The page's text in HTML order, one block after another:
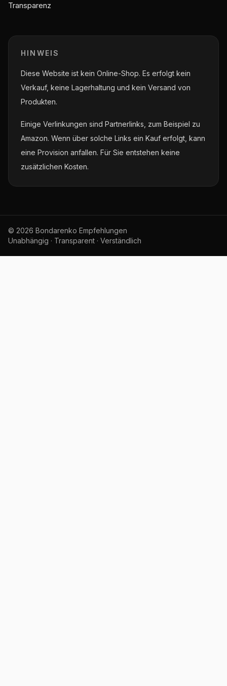
Transparenz
HINWEIS
Diese Website ist kein Online-Shop. Es erfolgt kein
Verkauf, keine Lagerhaltung und kein Versand von
Produkten.
Einige Verlinkungen sind Partnerlinks, zum Beispiel zu
Amazon. Wenn über solche Links ein Kauf erfolgt, kann
eine Provision anfallen. Für Sie entstehen keine
zusätzlichen Kosten.
© 2026 Bondarenko Empfehlungen
Unabhängig · Transparent · Verständlich